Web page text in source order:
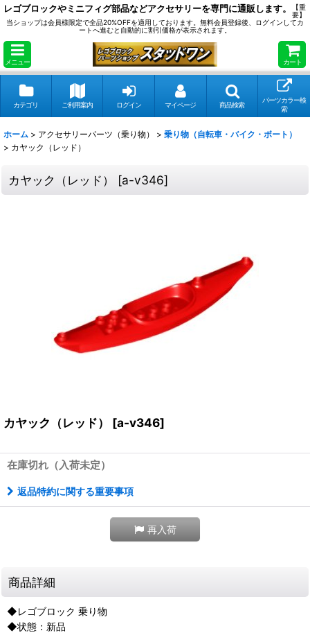
レゴブロックやミニフィグ部品などアクセサリーを専門に通販します。
【重
要】
当ショップは会員様限定で全品20%OFFを適用しております。無料会員登録後、ログインしてカ
ートへ進むと自動的に割引価格が表示されます。
メニュー カート
カテゴリ ご利用案内 ログイン マイページ 商品検索
パーツカラー検
索
ホーム > アクセサリーパーツ（乗り物） > 乗り物（自転車・バイク・ボート）
> カヤック（レッド）
カヤック（レッド） [a-v346]
カヤック（レッド） [a-v346]
在庫切れ（入荷未定）
返品特約に関する重要事項
再入荷
商品詳細
◆レゴブロック 乗り物
◆状態：新品